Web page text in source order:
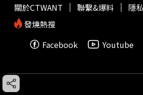
關於CTWANT 聯繫&爆料
隱
發燒熱搜
Facebook
Youtube